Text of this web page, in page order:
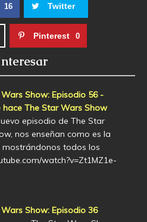
16 Twitter
Pinterest 0
Show: Episodio 56 -
hace The Star Wars Show
episodio de The Star
nos enseñan como es la
todos los
watch?v=Zt1MZ1e-
Show: Episodio 36